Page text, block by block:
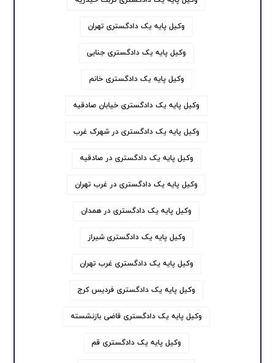
وکیل پایه یک دادگستری تهران
وکیل پایه یک دادگستری جنایی
وکیل پایه یک دادگستری خانم
وکیل پایه یک دادگستری خیابان صادقیه
وکیل پایه یک دادگستری در شهرک غرب
وکیل پایه یک دادگستری در صادقیه
وکیل پایه یک دادگستری در غرب تهران
وکیل پایه یک دادگستری در همدان
وکیل پایه یک دادگستری شیراز
وکیل پایه یک دادگستری غرب تهران
وکیل پایه یک دادگستری فردیس کرج
وکیل پایه یک دادگستری قاضی بازنشسته
وکیل پایه یک دادگستری قم